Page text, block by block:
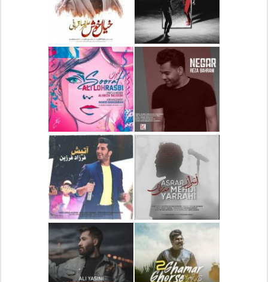
دانلود آلبوم جدید سیروان
خسروی بنام مونولوگ
دانلود آهنگ جدید علیرضا
قربانی بنام خیال خوش
دانلود آهنگ جدید رضا
بهرام بنام نگار
دانلود آهنگ جدید علی
لهراسبی بنام صورت
دانلود آهنگ جدید مهدی
یراحی بنام اسرار
دانلود آهنگ جدید فرزاد
فرزین بنام آتیش